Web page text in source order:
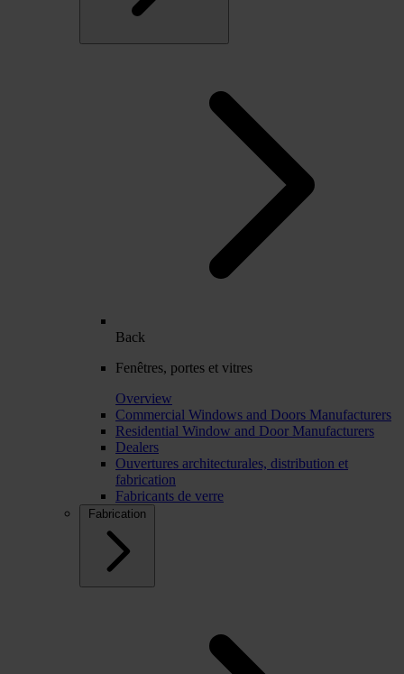
Back
Fenêtres, portes et vitres
Overview
Commercial Windows and Doors Manufacturers
Residential Window and Door Manufacturers
Dealers
Ouvertures architecturales, distribution et
fabrication
Fabricants de verre
Fabrication